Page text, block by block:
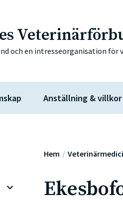
och en intresseorganisation för
Anställning & villkor
Hem